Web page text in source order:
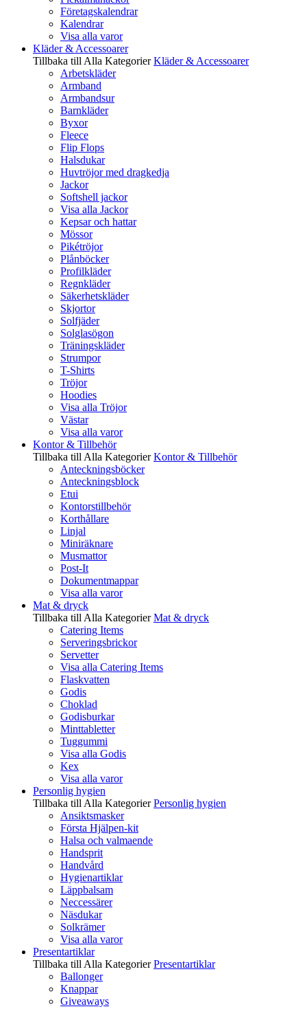
Företagskalendrar
Kalendrar
Visa alla varor
Kläder & Accessoarer
Tillbaka till Alla Kategorier Kläder & Accessoarer
Arbetskläder
Armband
Armbandsur
Barnkläder
Byxor
Fleece
Flip Flops
Halsdukar
Huvtröjor med dragkedja
Jackor
Softshell jackor
Visa alla Jackor
Kepsar och hattar
Mössor
Pikétröjor
Plånböcker
Profilkläder
Regnkläder
Säkerhetskläder
Skjortor
Solfjäder
Solglasögon
Träningskläder
Strumpor
T-Shirts
Tröjor
Hoodies
Visa alla Tröjor
Västar
Visa alla varor
Kontor & Tillbehör
Tillbaka till Alla Kategorier Kontor & Tillbehör
Anteckningsböcker
Anteckningsblock
Etui
Kontorstillbehör
Korthållare
Linjal
Miniräknare
Musmattor
Post-It
Dokumentmappar
Visa alla varor
Mat & dryck
Tillbaka till Alla Kategorier Mat & dryck
Catering Items
Serveringsbrickor
Servetter
Visa alla Catering Items
Flaskvatten
Godis
Choklad
Godisburkar
Minttabletter
Tuggummi
Visa alla Godis
Kex
Visa alla varor
Personlig hygien
Tillbaka till Alla Kategorier Personlig hygien
Ansiktsmasker
Första Hjälpen-kit
Halsa och valmaende
Handsprit
Handvård
Hygienartiklar
Läppbalsam
Neccessärer
Näsdukar
Solkrämer
Visa alla varor
Presentartiklar
Tillbaka till Alla Kategorier Presentartiklar
Ballonger
Knappar
Giveaways